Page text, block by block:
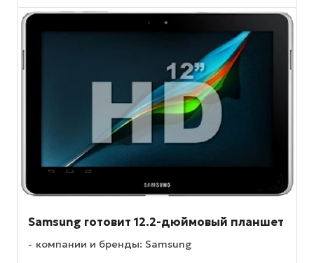
Samsung готовит 12.2-дюймовый планшет
компании и бренды: Samsung